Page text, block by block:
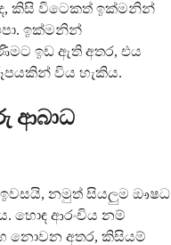
කිසි විටෙකත් ඉක්මනින්
ඉක්මනින්
ඉඩ ඇති අතර, එය
විය හැකිය.
ආබාධ
නමුත් සියලුම ඖෂධ
හොඳ ආරංචිය නම්
නොවන අතර, කිසියම්